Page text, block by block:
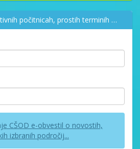
počitnicah, prostih terminih …
CŠOD e-obvestil o novostih,
izbranih področij...